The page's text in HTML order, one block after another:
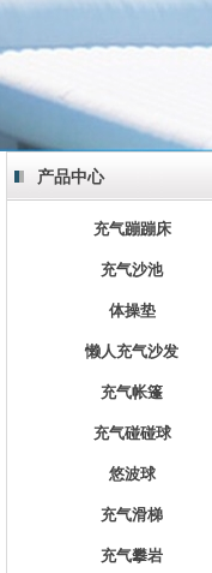
产品中心
充气蹦蹦床
充气沙池
体操垫
懒人充气沙发
充气帐篷
充气碰碰球
悠波球
充气滑梯
充气攀岩